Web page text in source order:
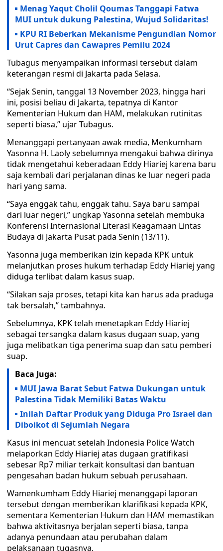
Menag Yaqut Cholil Qoumas Tanggapi Fatwa
MUI untuk dukung Palestina, Wujud Solidaritas!
KPU RI Beberkan Mekanisme Pengundian Nomor
Urut Capres dan Cawapres Pemilu 2024
Tubagus menyampaikan informasi tersebut dalam
keterangan resmi di Jakarta pada Selasa.
“Sejak Senin, tanggal 13 November 2023, hingga hari
ini, posisi beliau di Jakarta, tepatnya di Kantor
Kementerian Hukum dan HAM, melakukan rutinitas
seperti biasa,” ujar Tubagus.
Menanggapi pertanyaan awak media, Menkumham
Yasonna H. Laoly sebelumnya mengakui bahwa dirinya
tidak mengetahui keberadaan Eddy Hiariej karena baru
saja kembali dari perjalanan dinas ke luar negeri pada
hari yang sama.
“Saya enggak tahu, enggak tahu. Saya baru sampai
dari luar negeri,” ungkap Yasonna setelah membuka
Konferensi Internasional Literasi Keagamaan Lintas
Budaya di Jakarta Pusat pada Senin (13/11).
Yasonna juga memberikan izin kepada KPK untuk
melanjutkan proses hukum terhadap Eddy Hiariej yang
diduga terlibat dalam kasus suap.
“Silakan saja proses, tetapi kita kan harus ada praduga
tak bersalah,” tambahnya.
Sebelumnya, KPK telah menetapkan Eddy Hiariej
sebagai tersangka dalam kasus dugaan suap, yang
juga melibatkan tiga penerima suap dan satu pemberi
suap.
Baca Juga:
MUI Jawa Barat Sebut Fatwa Dukungan untuk
Palestina Tidak Memiliki Batas Waktu
Inilah Daftar Produk yang Diduga Pro Israel dan
Diboikot di Sejumlah Negara
Kasus ini mencuat setelah Indonesia Police Watch
melaporkan Eddy Hiariej atas dugaan gratifikasi
sebesar Rp7 miliar terkait konsultasi dan bantuan
pengesahan badan hukum sebuah perusahaan.
Wamenkumham Eddy Hiariej menanggapi laporan
tersebut dengan memberikan klarifikasi kepada KPK,
sementara Kementerian Hukum dan HAM memastikan
bahwa aktivitasnya berjalan seperti biasa, tanpa
adanya penundaan atau perubahan dalam
pelaksanaan tugasnya.